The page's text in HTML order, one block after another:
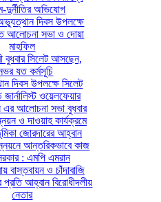
দুর্নীতির অভিযোগ
দিবস উপলক্ষে
আলোচনা সভা ও দোয়া
মাহফিল
বুধবার সিলেট আসছেন,
যত কর্মসূচি
দিবস উপলক্ষে সিলেট
ওয়েলফেয়ার
এর আলোচনা সভা বুধবার
ও দাওয়াহ কার্যক্রমে
জোরদারের আহ্বান
আন্তরিকভাবে কাজ
: এমপি এমরান
বাস্তবায়ন ও চাঁদাবাজি
প্রতি আহ্বান বিরোধীদলীয়
নেতার